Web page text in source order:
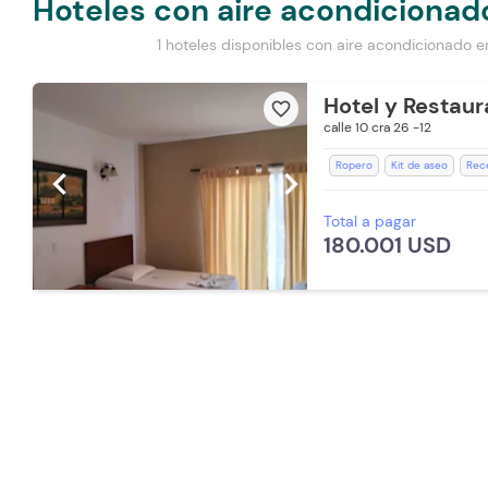
Hoteles con aire
1 hoteles disponibles con aire acondicionado
favorite_border
chevron_left chevron_right
Hotel y
calle 10 cra 26 -12
Ropero Kit de aseo
Aceptan mascotas pequeñas
Aire acondicionado
Total a pagar
180.001 USD